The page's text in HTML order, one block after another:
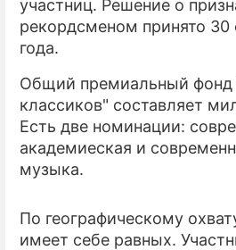
участниц. Решение о
рекордсменом принято 30
года.
Общий премиальный
классиков" составляет
Есть две номинации:
академиеская и
музыка.
По географическому
имеет себе равных.